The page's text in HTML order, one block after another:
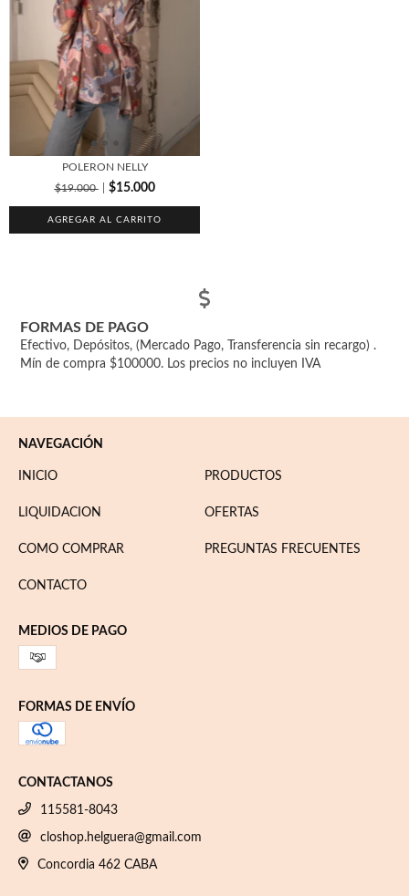
POLERON NELLY
$19.000
$15.000
AGREGAR AL CARRITO
FORMAS DE PAGO
Efectivo, Depósitos, (Mercado Pago, Transferencia sin recargo) .
Mín de compra $100000. Los precios no incluyen IVA
NAVEGACIÓN
INICIO PRODUCTOS
LIQUIDACION OFERTAS
COMO COMPRAR PREGUNTAS FRECUENTES
CONTACTO
MEDIOS DE PAGO
FORMAS DE ENVÍO
CONTACTANOS
115581-8043
closhop.helguera@gmail.com
Concordia 462 CABA